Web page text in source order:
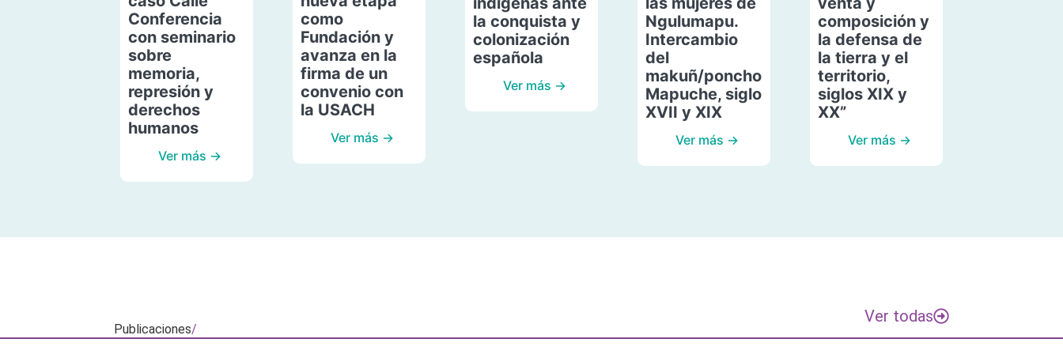
Conferencia
con seminario
sobre
memoria,
represión y
derechos
humanos
Ver más →
como
Fundación y
avanza en la
firma de un
convenio con
la USACH
Ver más →
la conquista y
colonización
española
Ver más →
Ngulumapu.
Intercambio
del
makuñ/poncho
Mapuche, siglo
XVII y XIX
Ver más →
composición y
la defensa de
la tierra y el
territorio,
siglos XIX y
XX”
Ver más →
Publicaciones/
Ver todas